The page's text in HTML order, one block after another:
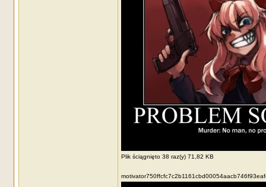
Plik ściągnięto 38 raz(y) 71,82 KB